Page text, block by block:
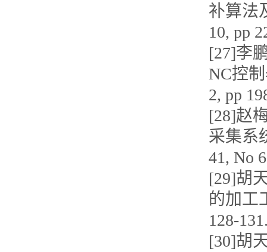
补算法
10, pp
[27]李
NC控
2, pp
[28]赵
采集系
41, No
[29]胡
的加工
128-
[30]胡